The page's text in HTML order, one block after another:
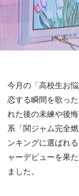
今月の「高校生お悩
恋する瞬間を歌っ
れた後の未練や後
系「関ジャム完全
ンキングに選ばれ
ャーデビューを果
ました。